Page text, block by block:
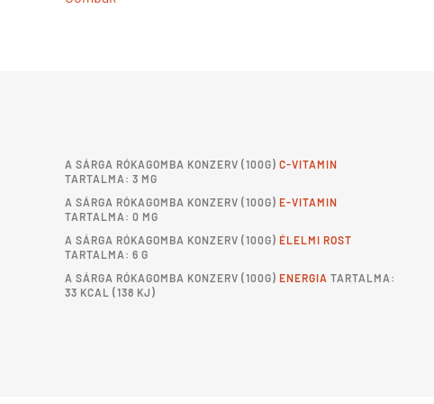
A SÁRGA RÓKAGOMBA KONZERV (100G) C-VITAMIN
TARTALMA: 3 MG
A SÁRGA RÓKAGOMBA KONZERV (100G) E-VITAMIN
TARTALMA: 0 MG
A SÁRGA RÓKAGOMBA KONZERV (100G) ÉLELMI ROST
TARTALMA: 6 G
A SÁRGA RÓKAGOMBA KONZERV (100G) ENERGIA TARTALMA:
33 KCAL (138 KJ)